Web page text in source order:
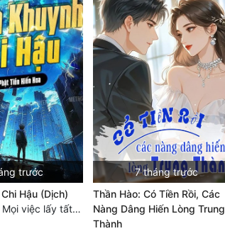
trước
Hậu (Dịch)
Chương 1346 Mọi việc lấy tất - Đại Kết Cục (2)
7 tháng trước
Thần Hào: Có Tiền Rồi, Các
Nàng Dâng Hiến Lòng Trung
Thành